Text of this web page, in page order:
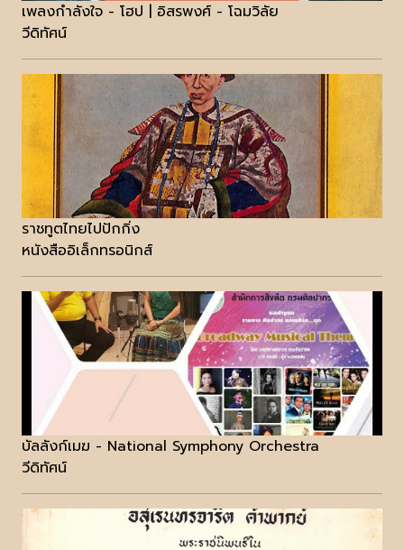
เพลงกำลังใจ - โฮป | อิสรพงศ์ - โฉมวิลัย
วีดิทัศน์
ราชทูตไทยไปปักกิ่ง
หนังสืออิเล็กทรอนิกส์
บัลลังก์เมฆ - National Symphony Orchestra
วีดิทัศน์